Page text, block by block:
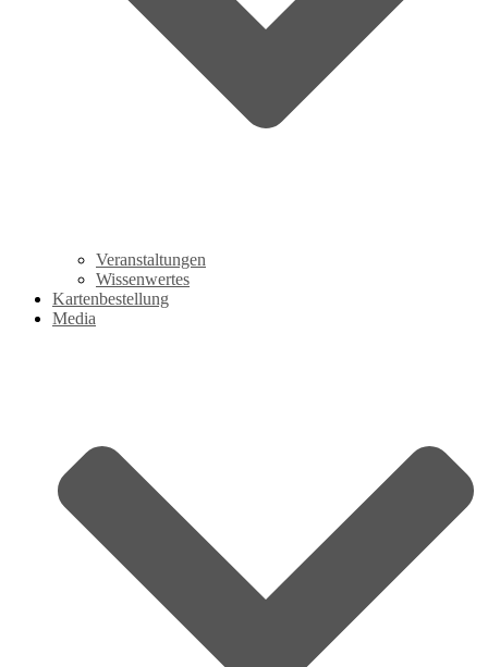
Veranstaltungen
Wissenwertes
Kartenbestellung
Media